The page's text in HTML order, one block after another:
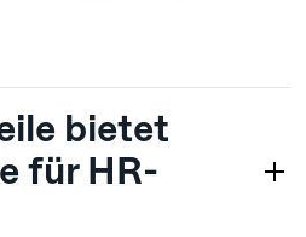
bietet
für HR-